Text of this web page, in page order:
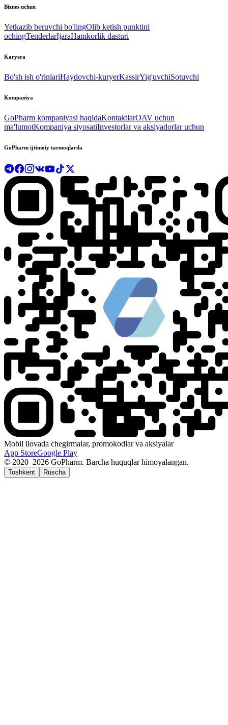
Biznes uchun
Yetkazib beruvchi bo'lingOlib ketish punktini
ochingTenderlarIjaraHamkorlik dasturi
Karyera
Bo'sh ish o'rinlariHaydovchi-kuryerKassirYig'uvchiSotuvchi
Kompaniya
GoPharm kompaniyasi haqidaKontaktlarOAV uchun
ma'lumotKompaniya siyosatiInvestorlar va aksiyadorlar uchun
GoPharm ijtimoiy tarmoqlarda
Mobil ilovada chegirmalar, promokodlar va aksiyalar
App StoreGoogle Play
© 2020–2026 GoPharm. Barcha huquqlar himoyalangan.
Toshkent Ruscha